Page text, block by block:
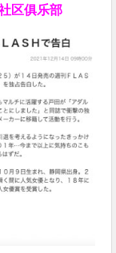
区俱乐部